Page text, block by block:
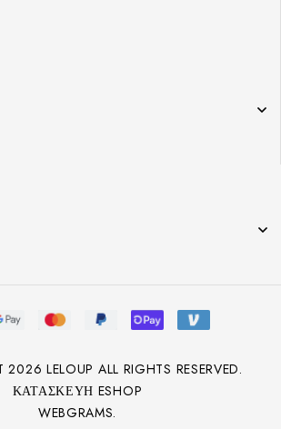
2026 LELOUP ALL RIGHTS RESERVED.
ΚΑΤΑΣΚΕΥΉ ESHOP
WEBGRAMS.